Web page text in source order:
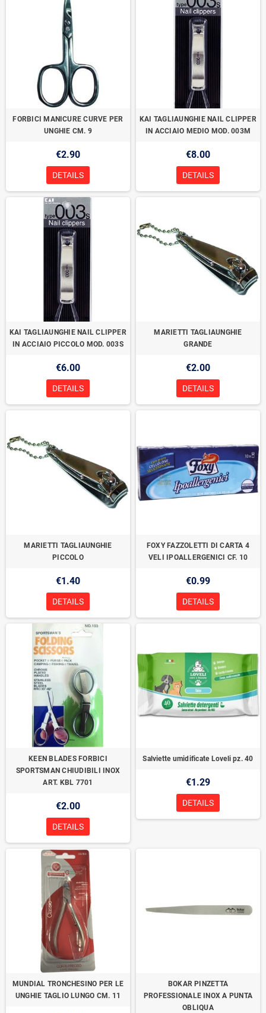
FORBICI MANICURE CURVE PER
UNGHIE CM. 9
€2.90
DETAILS
KAI TAGLIAUNGHIE NAIL CLIPPER
IN ACCIAIO MEDIO MOD. 003M
€8.00
DETAILS
KAI TAGLIAUNGHIE NAIL CLIPPER
IN ACCIAIO PICCOLO MOD. 003S
€6.00
DETAILS
MARIETTI TAGLIAUNGHIE
GRANDE
€2.00
DETAILS
MARIETTI TAGLIAUNGHIE
PICCOLO
€1.40
DETAILS
FOXY FAZZOLETTI DI CARTA 4
VELI IPOALLERGENICI CF. 10
€0.99
DETAILS
KEEN BLADES FORBICI
SPORTSMAN CHIUDIBILI INOX
ART. KBL 7701
€2.00
DETAILS
Salviette umidificate Loveli pz. 40
€1.29
DETAILS
MUNDIAL TRONCHESINO PER LE
UNGHIE TAGLIO LUNGO CM. 11
BOKAR PINZETTA
PROFESSIONALE INOX A PUNTA
OBLIQUA